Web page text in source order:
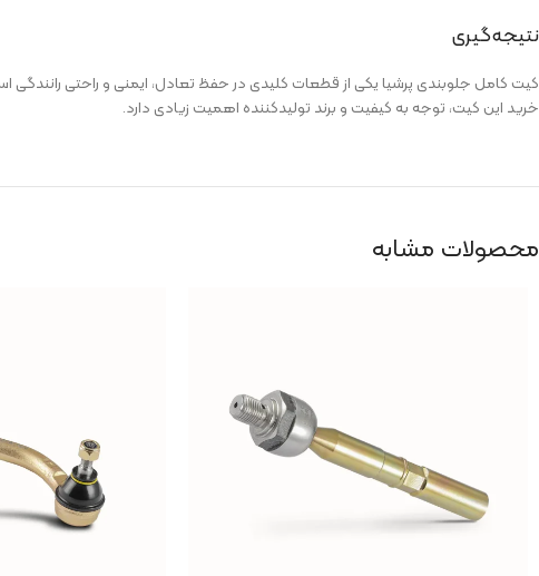
نتیجه‌گیری
کیت کامل جلوبندی پرشیا یکی از قطعات کلیدی در حفظ تعادل، ایمنی و راحتی
خرید این کیت، توجه به کیفیت و برند تولیدکننده اهمیت زیادی دارد.
محصولات مشابه